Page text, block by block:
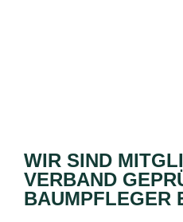
WIR SIND
VERBAND
BAUMPFLEGER